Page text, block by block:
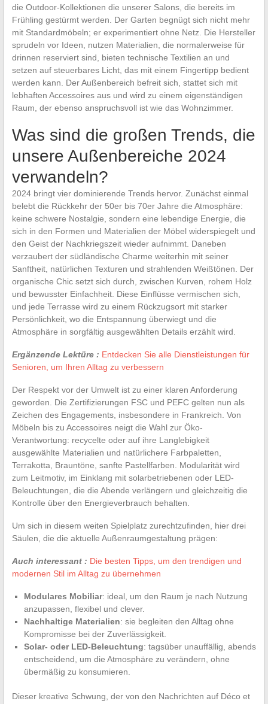
die Outdoor-Kollektionen die unserer Salons, die bereits im
Frühling gestürmt werden. Der Garten begnügt sich nicht mehr
mit Standardmöbeln; er experimentiert ohne Netz. Die Hersteller
sprudeln vor Ideen, nutzen Materialien, die normalerweise für
drinnen reserviert sind, bieten technische Textilien an und
setzen auf steuerbares Licht, das mit einem Fingertipp bedient
werden kann. Der Außenbereich befreit sich, stattet sich mit
lebhaften Accessoires aus und wird zu einem eigenständigen
Raum, der ebenso anspruchsvoll ist wie das Wohnzimmer.
Was sind die großen Trends, die
unsere Außenbereiche 2024
verwandeln?
2024 bringt vier dominierende Trends hervor. Zunächst einmal
belebt die Rückkehr der 50er bis 70er Jahre die Atmosphäre:
keine schwere Nostalgie, sondern eine lebendige Energie, die
sich in den Formen und Materialien der Möbel widerspiegelt und
den Geist der Nachkriegszeit wieder aufnimmt. Daneben
verzaubert der südländische Charme weiterhin mit seiner
Sanftheit, natürlichen Texturen und strahlenden Weißtönen. Der
organische Chic setzt sich durch, zwischen Kurven, rohem Holz
und bewusster Einfachheit. Diese Einflüsse vermischen sich,
und jede Terrasse wird zu einem Rückzugsort mit starker
Persönlichkeit, wo die Entspannung überwiegt und die
Atmosphäre in sorgfältig ausgewählten Details erzählt wird.
Ergänzende Lektüre : Entdecken Sie alle Dienstleistungen für
Senioren, um Ihren Alltag zu verbessern
Der Respekt vor der Umwelt ist zu einer klaren Anforderung
geworden. Die Zertifizierungen FSC und PEFC gelten nun als
Zeichen des Engagements, insbesondere in Frankreich. Von
Möbeln bis zu Accessoires neigt die Wahl zur Öko-
Verantwortung: recycelte oder auf ihre Langlebigkeit
ausgewählte Materialien und natürlichere Farbpaletten,
Terrakotta, Brauntöne, sanfte Pastellfarben. Modularität wird
zum Leitmotiv, im Einklang mit solarbetriebenen oder LED-
Beleuchtungen, die die Abende verlängern und gleichzeitig die
Kontrolle über den Energieverbrauch behalten.
Um sich in diesem weiten Spielplatz zurechtzufinden, hier drei
Säulen, die die aktuelle Außenraumgestaltung prägen:
Auch interessant : Die besten Tipps, um den trendigen und
modernen Stil im Alltag zu übernehmen
Modulares Mobiliar: ideal, um den Raum je nach Nutzung
anzupassen, flexibel und clever.
Nachhaltige Materialien: sie begleiten den Alltag ohne
Kompromisse bei der Zuverlässigkeit.
Solar- oder LED-Beleuchtung: tagsüber unauffällig, abends
entscheidend, um die Atmosphäre zu verändern, ohne
übermäßig zu konsumieren.
Dieser kreative Schwung, der von den Nachrichten auf Déco et